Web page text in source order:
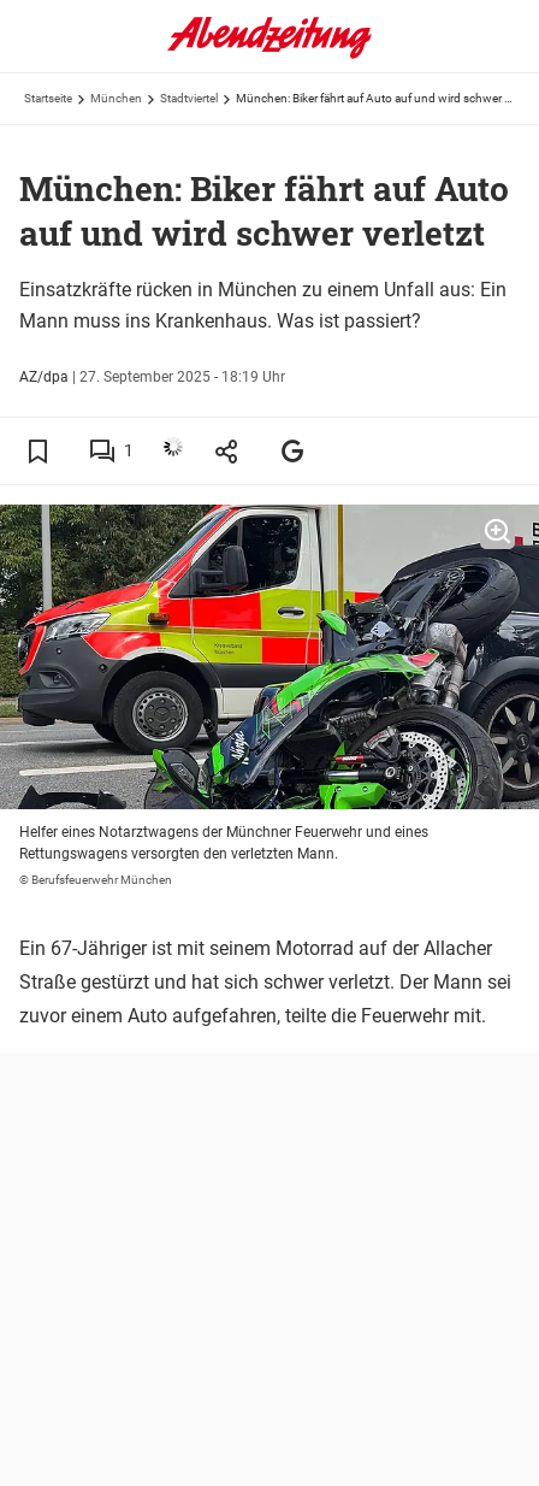
Startseite München Stadtviertel
München: Biker fährt auf Auto
auf und wird schwer verletzt
Einsatzkräfte rücken in München zu einem Unfall aus: Ein
Mann muss ins Krankenhaus. Was ist passiert?
AZ/dpa | 27. September 2025 - 18:19 Uhr
1
Helfer eines Notarztwagens der Münchner Feuerwehr und eines
Rettungswagens versorgten den verletzten Mann.
© Berufsfeuerwehr München
Ein 67-Jähriger ist mit seinem Motorrad auf der Allacher
Straße gestürzt und hat sich schwer verletzt. Der Mann sei
zuvor einem Auto aufgefahren, teilte die Feuerwehr mit.